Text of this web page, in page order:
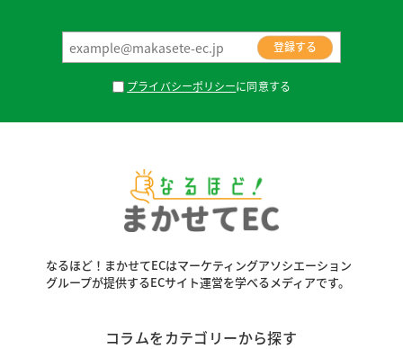
プライバシーポリシーに同意する
なるほど！まかせてECはマーケティングアソシエーション
グループが提供するECサイト運営を学べるメディアです。
コラムをカテゴリーから探す